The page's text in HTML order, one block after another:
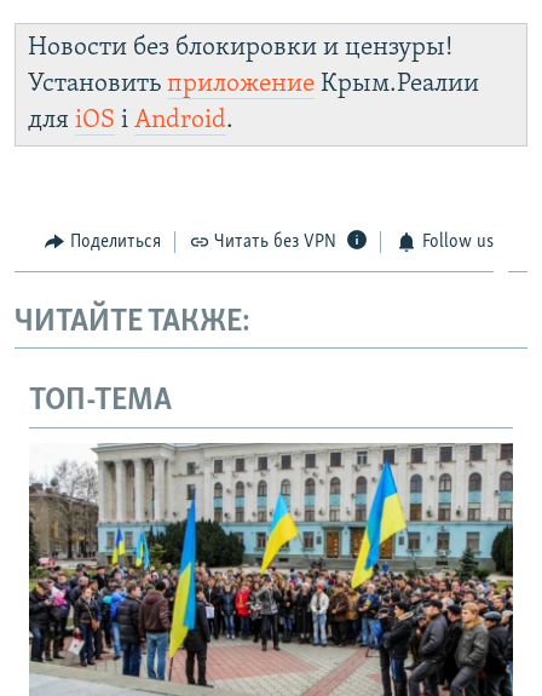
Новости без блокировки и цензуры!
Установить приложение Крым.Реалии
для iOS і Android.
Поделиться Читать без VPN Follow us
ЧИТАЙТЕ ТАКЖЕ:
ТОП-ТЕМА